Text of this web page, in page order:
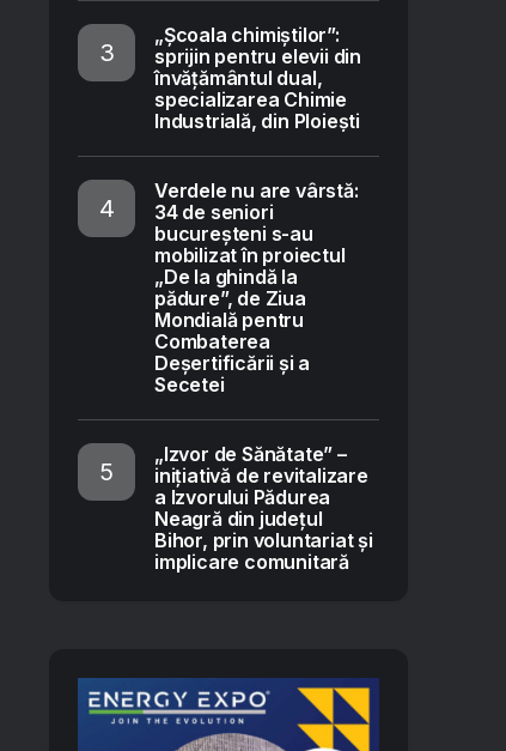
„Școala chimiștilor”:
sprijin pentru elevii din
învățământul dual,
specializarea Chimie
Industrială, din Ploiești
Verdele nu are vârstă:
34 de seniori
bucureșteni s-au
mobilizat în proiectul
„De la ghindă la
pădure”, de Ziua
Mondială pentru
Combaterea
Deșertificării și a
Secetei
„Izvor de Sănătate” –
inițiativă de revitalizare
a Izvorului Pădurea
Neagră din județul
Bihor, prin voluntariat și
implicare comunitară